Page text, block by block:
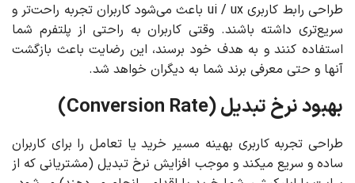
طراحی رابط کاربری ui / ux باعث می‌شود کاربران تجربه راحت‌تر و
سریع‌تری داشته باشند. وقتی کاربران به راحتی از پلتفرم شما
استفاده کنند و به هدف خود برسند، این رضایت باعث بازگشت
آنها و حتی معرفی برند شما به دیگران خواهد شد.
بهبود نرخ تبدیل (Conversion Rate)
طراحی تجربه کاربری بهینه مسیر خرید یا تعامل را برای کاربران
ساده و سریع میکند و موجب افزایش نرخ تبدیل (مشتریانی که از